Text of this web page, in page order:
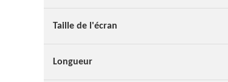
Taille de l'écran
Longueur